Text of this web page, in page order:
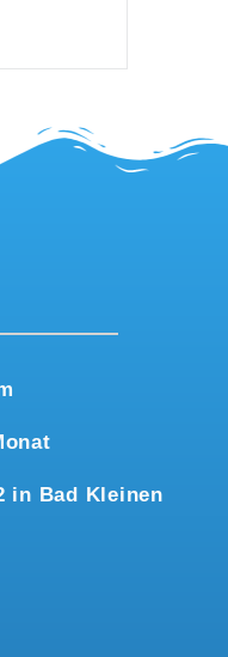
in Bad Kleinen